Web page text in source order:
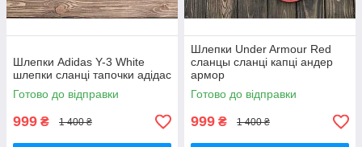
Шлепки Adidas Y-3 White
шлепки сланці тапочки aдідас
Готово до відправки
999 ₴ 1 400 ₴
Шлепки Under Armour Red
сланцы сланці капці aндер
армор
Готово до відправки
999 ₴ 1 400 ₴